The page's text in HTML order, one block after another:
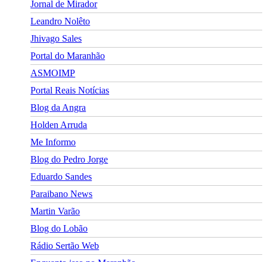
Jornal de Mirador
Leandro Nolêto
Jhivago Sales
Portal do Maranhão
ASMOIMP
Portal Reais Notí­cias
Blog da Angra
Holden Arruda
Me Informo
Blog do Pedro Jorge
Eduardo Sandes
Paraibano News
Martin Varão
Blog do Lobão
Rádio Sertão Web